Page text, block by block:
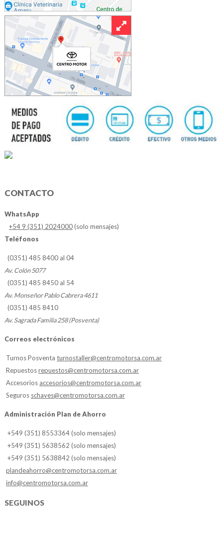
CONTACTO
WhatsApp
+54 9 (351) 2024000(solo mensajes)
Teléfonos
(0351) 485 8400 al 04
Av. Colón 5077
(0351) 485 8450 al 54
Av. Monseñor Pablo Cabrera 4611
(0351) 485 8410
Av. Sagrada Familia 258 (Posventa)
Correos electrónicos
Turnos Posventa turnostaller@centromotorsa.com.ar
Repuestosrepuestos@centromotorsa.com.ar
Accesorios accesorios@centromotorsa.com.ar
Seguros schaves@centromotorsa.com.ar
Administración Plan de Ahorro
+549 (351) 8553364 (solo mensajes)
+549 (351) 5638562 (solo mensajes)
+549 (351) 5638842 (solo mensajes)
plandeahorro@centromotorsa.com.ar
info@centromotorsa.com.ar
SEGUINOS